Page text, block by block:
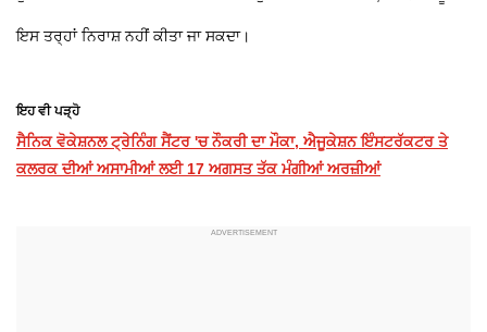
ਇਸ ਤਰ੍ਹਾਂ ਨਿਰਾਸ਼ ਨਹੀਂ ਕੀਤਾ ਜਾ ਸਕਦਾ।
ਇਹ ਵੀ ਪੜ੍ਹੋ
ਸੈਨਿਕ ਵੋਕੇਸ਼ਨਲ ਟ੍ਰੇਨਿੰਗ ਸੈਂਟਰ 'ਚ ਨੌਕਰੀ ਦਾ ਮੌਕਾ, ਐਜੂਕੇਸ਼ਨ ਇੰਸਟਰੱਕਟਰ ਤੇ
ਕਲਰਕ ਦੀਆਂ ਅਸਾਮੀਆਂ ਲਈ 17 ਅਗਸਤ ਤੱਕ ਮੰਗੀਆਂ ਅਰਜ਼ੀਆਂ